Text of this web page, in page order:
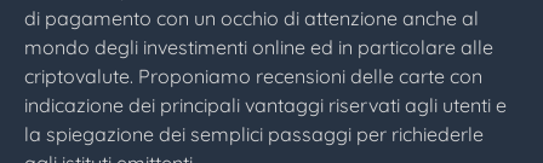
di pagamento con un occhio di attenzione anche al
mondo degli investimenti online ed in particolare alle
criptovalute. Proponiamo recensioni delle carte con
indicazione dei principali vantaggi riservati agli utenti e
la spiegazione dei semplici passaggi per richiederle